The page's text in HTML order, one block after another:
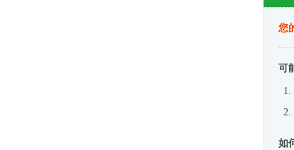
您
可
如